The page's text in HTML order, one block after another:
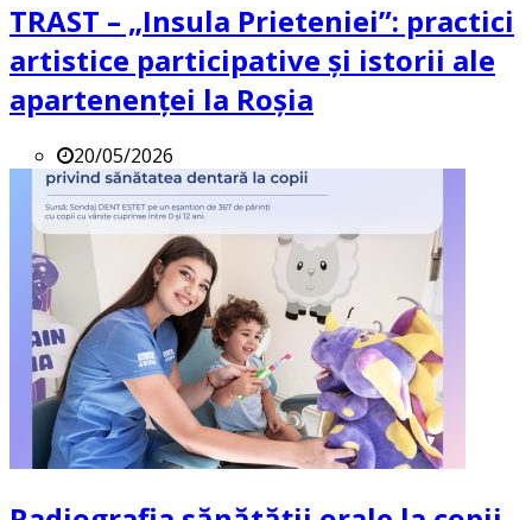
TRAST – „Insula Prieteniei”: practici
artistice participative și istorii ale
apartenenței la Roșia
20/05/2026